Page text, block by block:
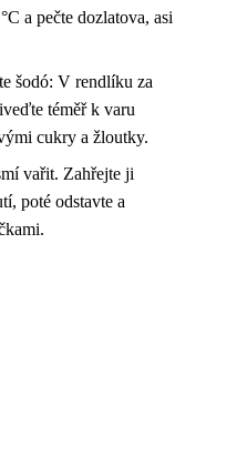
a pečte dozlatova, asi
šodó: V rendlíku za
téměř k varu
cukry a žloutky.
vařit. Zahřejte ji
poté odstavte a